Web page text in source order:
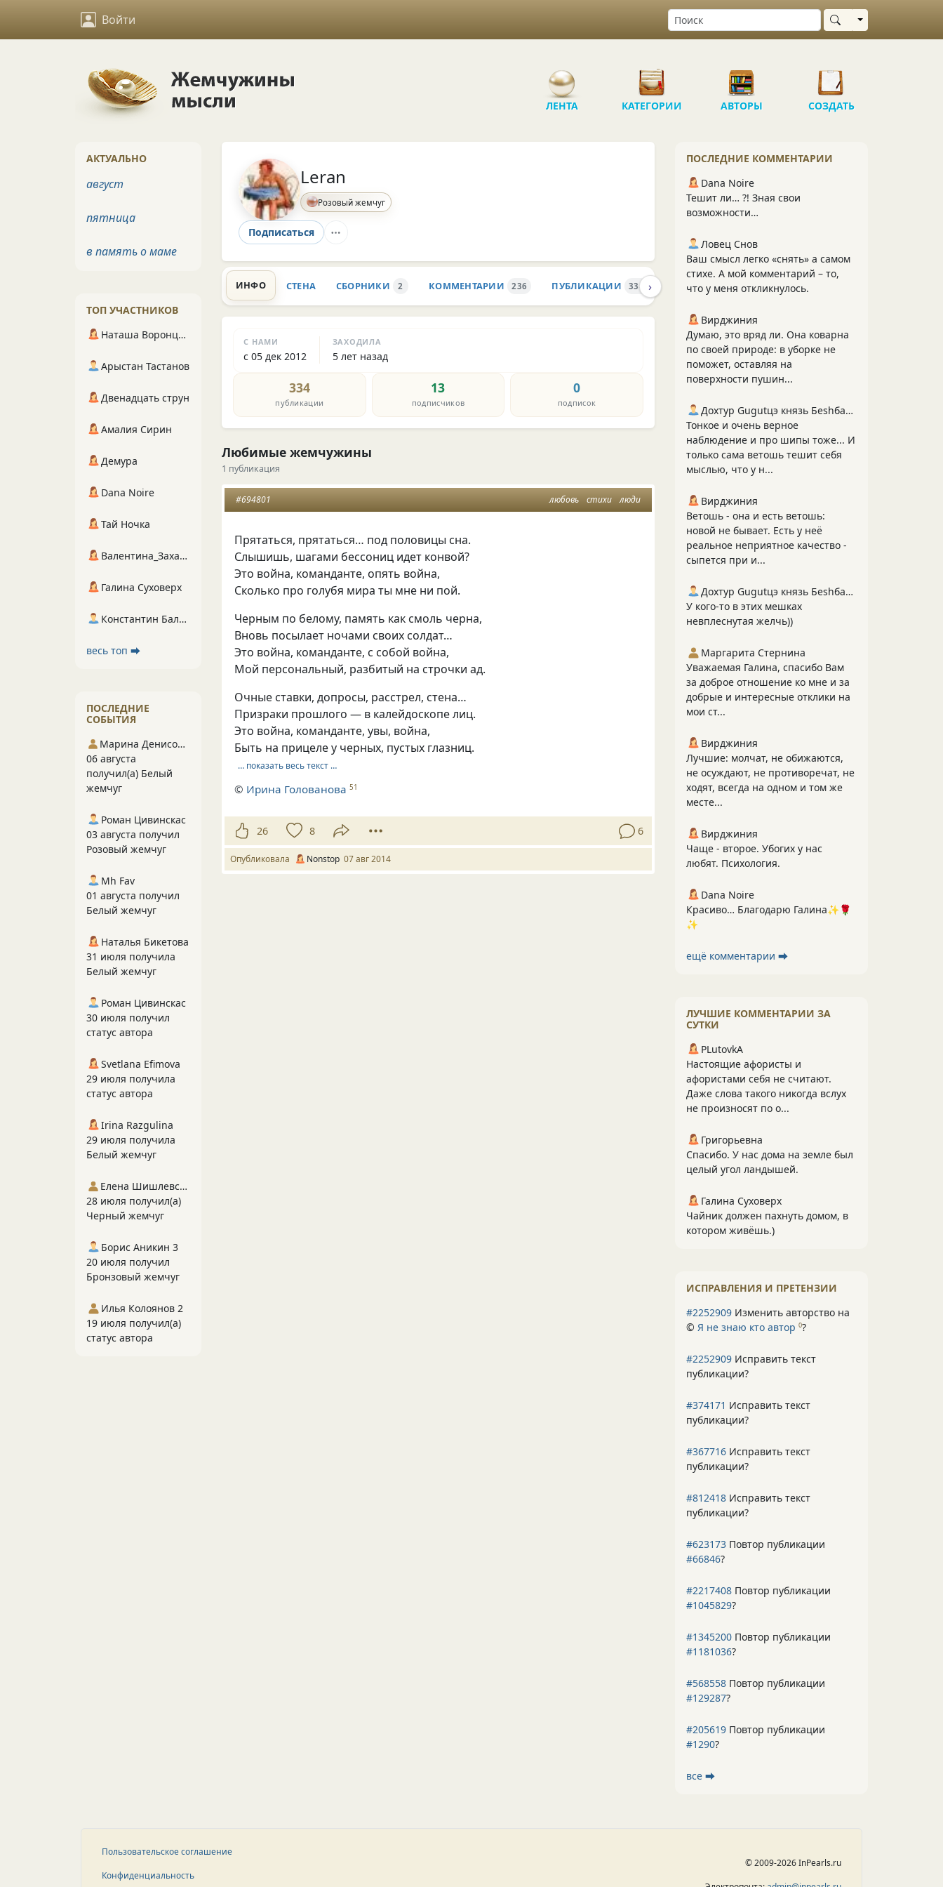
Войти Выбрать область
ЛЕНТА КАТЕГОРИИ АВТОРЫ СОЗДАТЬ
Leran
Розовый жемчуг
Подписаться
ИНФО СТЕНА СБОРНИКИ 2 КОММЕНТАРИИ 236 ПУБЛИКАЦИИ 334 ПОДПИСЧИКИ 13
›
С НАМИ
с 05 дек 2012
ЗАХОДИЛА
5 лет назад
334
публикации
13
подписчиков
0
подписок
Любимые жемчужины
1 публикация
любовь стихи люди
#694801
Прятаться, прятаться… под половицы сна.
Слышишь, шагами бессониц идет конвой?
Это война, команданте, опять война,
Сколько про голубя мира ты мне ни пой.
Черным по белому, память как смоль черна,
Вновь посылает ночами своих солдат…
Это война, команданте, с собой война,
Мой персональный, разбитый на строчки ад.
Очные ставки, допросы, расстрел, стена…
Призраки прошлого — в калейдоскопе лиц.
Это война, команданте, увы, война,
Быть на прицеле у черных, пустых глазниц.
… показать весь текст …
© Ирина Голованова 51
26 8 6
Опубликовала Nonstop 07 авг 2014
ПОСЛЕДНИЕ КОММЕНТАРИИ
Dana Noire
Тешит ли… ?! Зная свои
возможности…
Ловец Снов
Ваш смысл легко «снять» а самом
стихе. А мой комментарий – то,
что у меня откликнулось.
Вирджиния
Думаю, это вряд ли. Она коварна
по своей природе: в уборке не
поможет, оставляя на
поверхности пушин...
Дохтур Gugutцэ князь Беshбармакоff
Тонкое и очень верное
наблюдение и про шипы тоже... И
только сама ветошь тешит себя
мыслью, что у н...
Вирджиния
Ветошь - она и есть ветошь:
новой не бывает. Есть у неё
реальное неприятное качество -
сыпется при и...
Дохтур Gugutцэ князь Беshбармакоff
У кого-то в этих мешках
невплеснутая желчь))
Маргарита Стернина
Уважаемая Галина, спасибо Вам
за доброе отношение ко мне и за
добрые и интересные отклики на
мои ст...
Вирджиния
Лучшие: молчат, не обижаются,
не осуждают, не противоречат, не
ходят, всегда на одном и том же
месте...
Вирджиния
Чаще - второе. Убогих у нас
любят. Психология.
Dana Noire
Красиво… Благодарю Галина✨🌹
✨
ещё комментарии ⮕
ЛУЧШИЕ КОММЕНТАРИИ ЗА
СУТКИ
PLutоvkА
Настоящие афористы и
афористами себя не считают.
Даже слова такого никогда вслух
не произносят по о...
Григорьевна
Спасибо. У нас дома на земле был
целый угол ландышей.
Галина Суховерх
Чайник должен пахнуть домом, в
котором живёшь.)
ИСПРАВЛЕНИЯ И ПРЕТЕНЗИИ
#2252909 Изменить авторство на
© Я не знаю кто автор 0?
#2252909 Исправить текст
публикации?
#374171 Исправить текст
публикации?
#367716 Исправить текст
публикации?
#812418 Исправить текст
публикации?
#623173 Повтор публикации
#66846?
#2217408 Повтор публикации
#1045829?
#1345200 Повтор публикации
#1181036?
#568558 Повтор публикации
#129287?
#205619 Повтор публикации
#1290?
все ⮕
АКТУАЛЬНО
август
пятница
в память о маме
ТОП УЧАСТНИКОВ
Наташа Воронцова
Арыстан Тастанов
Двенадцать струн
Амалия Сирин
Демура
Dana Noire
Тай Ночка
Валентина_Захарова
Галина Суховерх
Константин Балухта
весь топ ⮕
ПОСЛЕДНИЕ
СОБЫТИЯ
Марина Денисова 5
06 августа
получил(а) Белый
жемчуг
Роман Цивинскас
03 августа получил
Розовый жемчуг
Mh Fav
01 августа получил
Белый жемчуг
Наталья Бикетова
31 июля получила
Белый жемчуг
Роман Цивинскас
30 июля получил
статус автора
Svetlana Efimova
29 июля получила
статус автора
Irina Razgulina
29 июля получила
Белый жемчуг
Елена Шишлевская
28 июля получил(а)
Черный жемчуг
Борис Аникин 3
20 июля получил
Бронзовый жемчуг
Илья Колоянов 2
19 июля получил(а)
статус автора
Пользовательское соглашение
Конфиденциальность
© 2009-2026 InPearls.ru